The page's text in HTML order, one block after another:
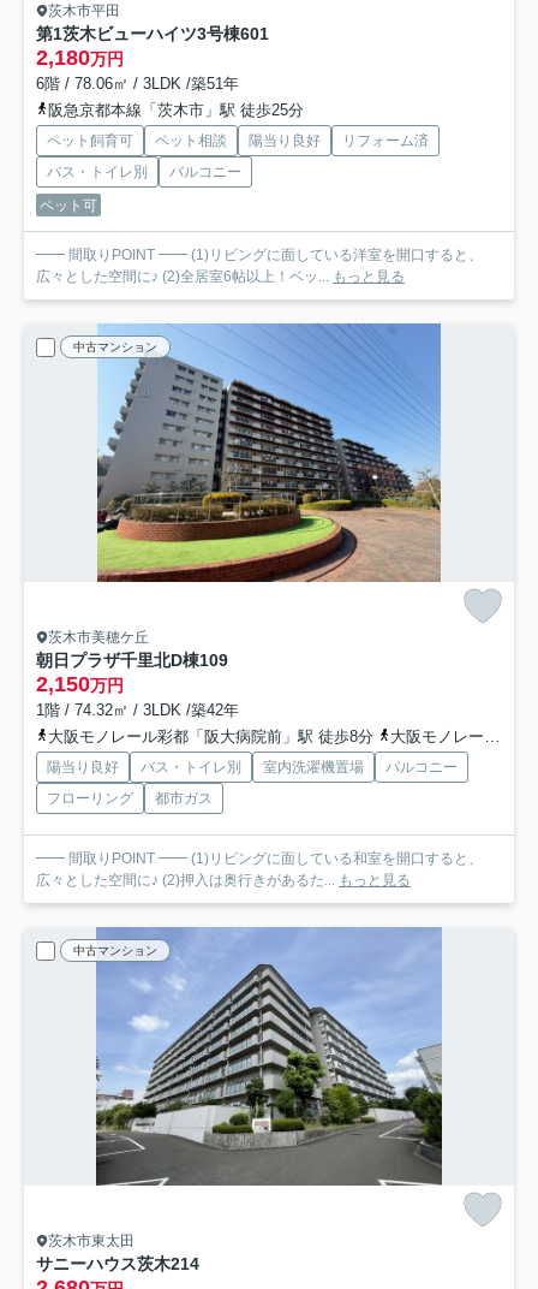
茨木市平田
第1茨木ビューハイツ3号棟601
2,180万円
6階 / 78.06㎡ / 3LDK /築51年
阪急京都本線「茨木市」駅 徒歩25分
ペット飼育可 ペット相談 陽当り良好
リフォーム済
バス・トイレ別
バルコニー
ペット可
━━ 間取りPOINT ━━ (1)リビングに面している洋室を開口すると、
広々とした空間に♪ (2)全居室6帖以上！ベッ...
もっと見る
中古マンション
茨木市美穂ケ丘
朝日プラザ千里北D棟109
2,150万円
1階 / 74.32㎡ / 3LDK /築42年
大阪モノレール彩都「阪大病院前」駅 徒歩8分
大阪モノレール彩都「豊川」駅 徒歩17分
陽当り良好 バス・トイレ別 室内洗濯機置場
バルコニー
フローリング
都市ガス
━━ 間取りPOINT ━━ (1)リビングに面している和室を開口すると、
広々とした空間に♪ (2)押入は奥行きがあるた... もっと見る
中古マンション
茨木市東太田
サニーハウス茨木214